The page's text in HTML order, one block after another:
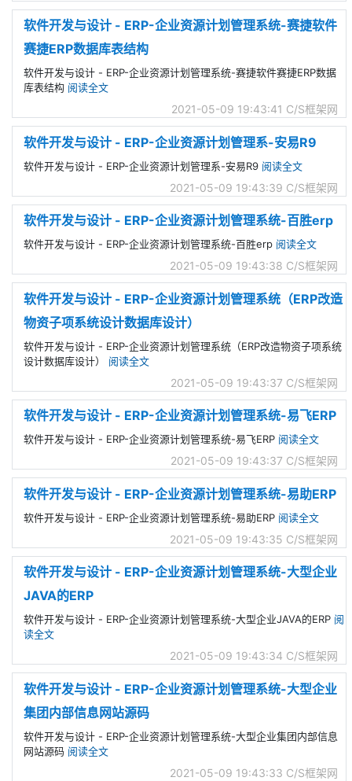
软件开发与设计 - ERP-企业资源计划管理系统-赛捷软件
赛捷ERP数据库表结构
软件开发与设计 - ERP-企业资源计划管理系统-赛捷软件赛捷ERP数据
库表结构 阅读全文
2021-05-09 19:43:41 C/S框架网
软件开发与设计 - ERP-企业资源计划管理系-安易R9
软件开发与设计 - ERP-企业资源计划管理系-安易R9 阅读全文
2021-05-09 19:43:39 C/S框架网
软件开发与设计 - ERP-企业资源计划管理系统-百胜erp
软件开发与设计 - ERP-企业资源计划管理系统-百胜erp 阅读全文
2021-05-09 19:43:38 C/S框架网
软件开发与设计 - ERP-企业资源计划管理系统（ERP改造
物资子项系统设计数据库设计）
软件开发与设计 - ERP-企业资源计划管理系统（ERP改造物资子项系统
设计数据库设计） 阅读全文
2021-05-09 19:43:37 C/S框架网
软件开发与设计 - ERP-企业资源计划管理系统-易飞ERP
软件开发与设计 - ERP-企业资源计划管理系统-易飞ERP 阅读全文
2021-05-09 19:43:37 C/S框架网
软件开发与设计 - ERP-企业资源计划管理系统-易助ERP
软件开发与设计 - ERP-企业资源计划管理系统-易助ERP 阅读全文
2021-05-09 19:43:35 C/S框架网
软件开发与设计 - ERP-企业资源计划管理系统-大型企业
JAVA的ERP
软件开发与设计 - ERP-企业资源计划管理系统-大型企业JAVA的ERP 阅
读全文
2021-05-09 19:43:34 C/S框架网
软件开发与设计 - ERP-企业资源计划管理系统-大型企业
集团内部信息网站源码
软件开发与设计 - ERP-企业资源计划管理系统-大型企业集团内部信息
网站源码 阅读全文
2021-05-09 19:43:33 C/S框架网